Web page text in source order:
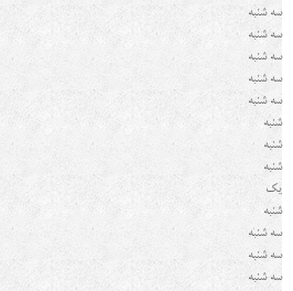
سه شنبه
سه شنبه
سه شنبه
سه شنبه
سه شنبه
شنبه
شنبه
شنبه
یک
شنبه
سه شنبه
سه شنبه
سه شنبه